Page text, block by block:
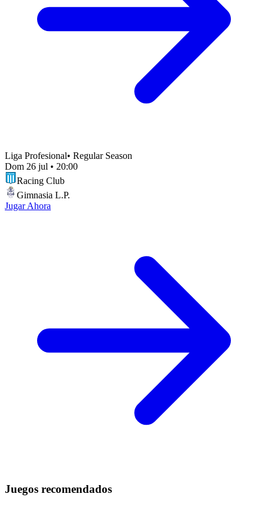
Liga Profesional• Regular Season
Dom 26 jul • 20:00
Racing Club
Gimnasia L.P.
Jugar Ahora
Juegos recomendados